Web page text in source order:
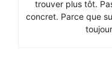
trouver plus tôt.
concret. Parce que